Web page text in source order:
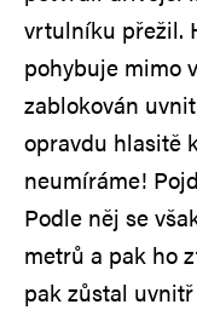
vrtulníku přežil.
pohybuje mimo
zablokován
opravdu hlasitě
neumíráme!
Podle něj se
metrů a pak ho
pak zůstal